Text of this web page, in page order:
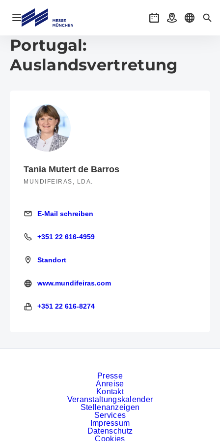
Navigation öffnen Veranstaltungen
AnreiseSprache
Portugal:
Auslandsvertretung
Tania Mutert de Barros
MUNDIFEIRAS, LDA.
E-Mail schreiben
E-Mail schreiben
+351 22 616-4959
+351 22 616-4959
Standort
http://www.mundifeiras.com/
www.mundifeiras.com
+351 22 616-8274
+351 22 616-8274
Presse
Anreise
Kontakt
Veranstaltungskalender
Stellenanzeigen
Services
Impressum
Datenschutz
Cookies